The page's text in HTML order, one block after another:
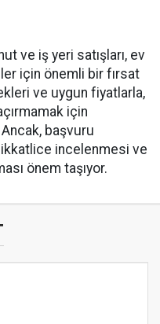
ve iş yeri satışları, ev
için önemli bir fırsat
ve uygun fiyatlarla,
için
başvuru
incelenmesi ve
önem taşıyor.